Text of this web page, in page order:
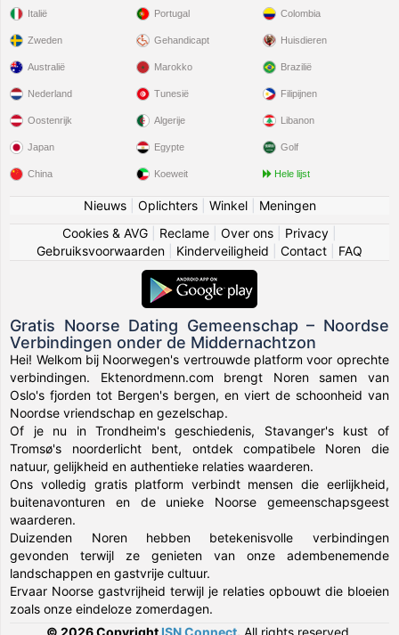
Italië
Zweden
Portugal
Gehandicapt
Colombia
Huisdieren
Australië
Nederland
Oostenrijk
Japan
China
Marokko
Tunesië
Algerije
Egypte
Koeweit
Brazilië
Filipijnen
Libanon
Golf
Hele lijst
Nieuws| Oplichters| Winkel| Meningen
Cookies & AVG
Reclame Over ons Privacy
Gebruiksvoorwaarden
Kinderveiligheid Contact FAQ
Gratis Noorse Dating Gemeenschap – Noordse
Verbindingen onder de Middernachtzon
Hei! Welkom bij Noorwegen's vertrouwde platform voor oprechte
verbindingen. Ektenordmenn.com brengt Noren samen van
Oslo's fjorden tot Bergen's bergen, en viert de schoonheid van
Noordse vriendschap en gezelschap.
Of je nu in Trondheim's geschiedenis, Stavanger's kust of
Tromsø's noorderlicht bent, ontdek compatibele Noren die
natuur, gelijkheid en authentieke relaties waarderen.
Ons volledig gratis platform verbindt mensen die eerlijkheid,
buitenavonturen en de unieke Noorse gemeenschapsgeest
waarderen.
Duizenden Noren hebben betekenisvolle verbindingen
gevonden terwijl ze genieten van onze adembenemende
landschappen en gastvrije cultuur.
Ervaar Noorse gastvrijheid terwijl je relaties opbouwt die bloeien
zoals onze eindeloze zomerdagen.
© 2026 Copyright ISN Connect All rights reserved.